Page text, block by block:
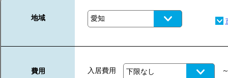
地域
費用 入居費用